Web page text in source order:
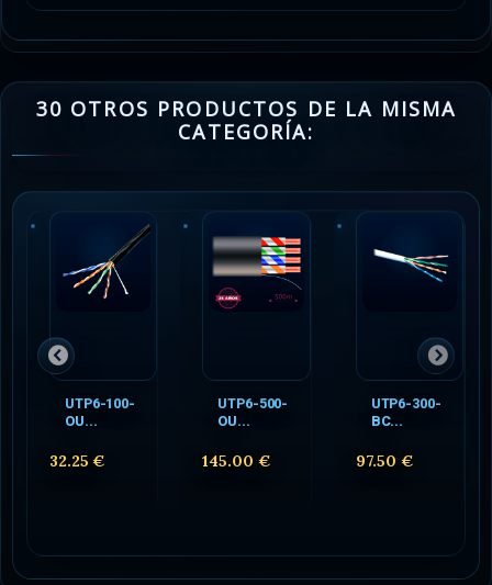
30 OTROS PRODUCTOS DE LA MISMA
CATEGORÍA:
UTP6-100-
OU...
32.25 €
UTP6-500-
OU...
145.00 €
UTP6-300-
BC...
97.50 €